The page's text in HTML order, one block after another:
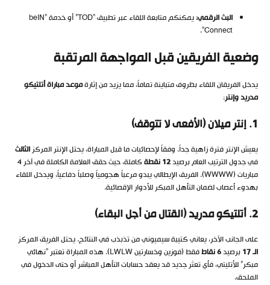
البث الرقمي:
يمكنكم متابعة اللقاء عبر تطبيق “TOD” أو خدمة “beIN
Connect”.
وضعية الفريقين قبل المواجهة المرتقبة
يدخل الفريقان اللقاء بظروف متباينة تماماً، مما يزيد من إثارةموعد مباراة أتلتيكو
مدريد وإنتر:
1. إنتر ميلان (الأفعى لا تتوقف)
يعيش الإنتر فترة زاهية جداً. وفقاً لإحصائيات ما قبل المباراة، يحتل الإنتر المركزالثالث
في جدول الترتيب العام برصيد12 نقطة
كاملة، حيث حقق العلامة الكاملة في آخر 4
مباريات (WWWW). الفريق الإيطالي يبدو مرعباً هجومياً وصلباً دفاعياً، ويدخل اللقاء
بهدوء أعصاب لضمان التأهل المبكر للأدوار الإقصائية.
2. أتلتيكو مدريد (القتال من أجل البقاء)
على الجانب الآخر، يعاني كتيبة سيميوني من تذبذب في النتائج. يحتل الفريق المركز
الـ 17
برصيد6 نقاط
فقط (فوزين وخسارتين LWLW). هذه المباراة تعتبر “نهائي
مبكر” للأتليتي، فأي تعثر جديد قد يعقد حسابات التأهل المباشر أو حتى الدخول في
الملحق.